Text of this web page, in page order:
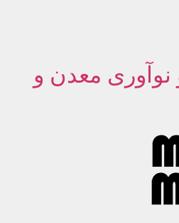
نوآوری معدن و